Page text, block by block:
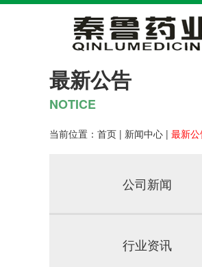
最新公告
NOTICE
当前位置： 首页 | 新闻中心 | 最新
公司新闻
行业资讯